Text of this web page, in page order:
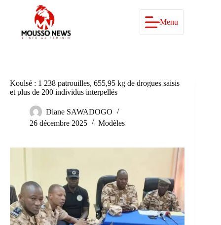
Menu
Koulsé : 1 238 patrouilles, 655,95 kg de drogues saisis
et plus de 200 individus interpellés
Diane SAWADOGO
26 décembre 2025
Modèles